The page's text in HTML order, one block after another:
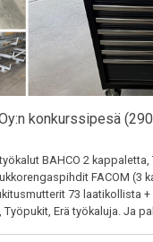
konkurssipesä
BAHCO 2 kappaletta,
FACOM (3
73 laatikollista
Erä työkaluja. Ja